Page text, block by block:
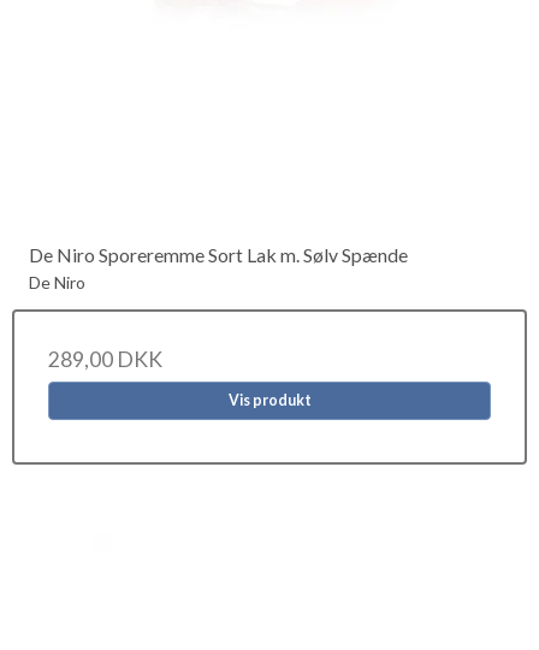
De Niro Sporeremme Sort Lak m. Sølv Spænde
De Niro
289,00 DKK
Vis produkt